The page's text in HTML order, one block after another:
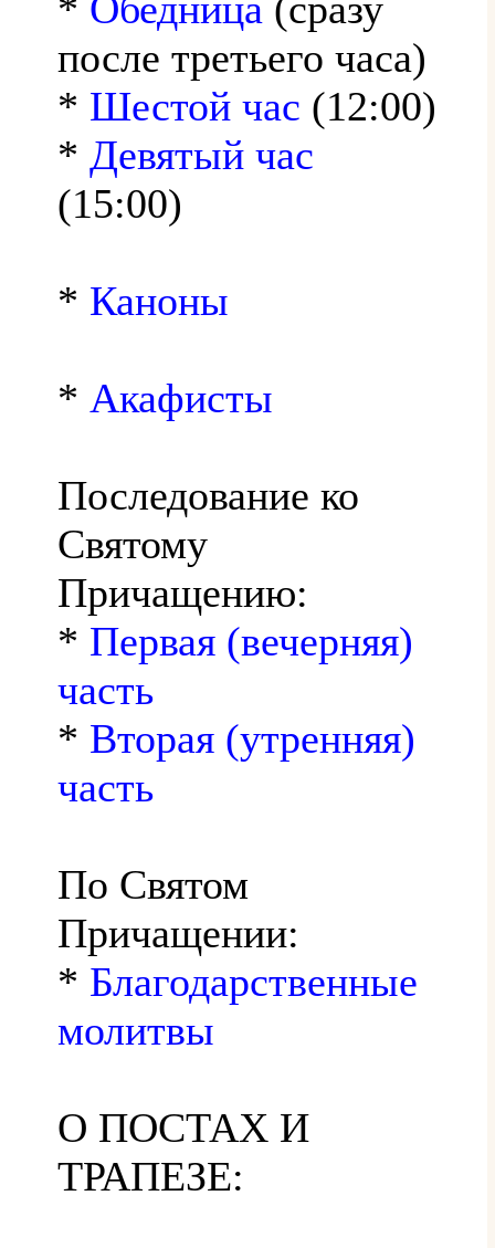
после третьего часа)
* Шестой час (12:00)
* Девятый час
(15:00)
* Каноны
* Акафисты
Последование ко
Святому
Причащению:
* Первая (вечерняя)
часть
* Вторая (утренняя)
часть
По Святом
Причащении:
* Благодарственные
молитвы
О ПОСТАХ И
ТРАПЕЗЕ: